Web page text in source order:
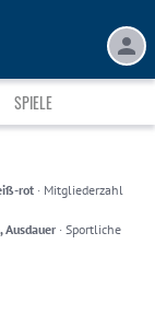
SPIELE
rot · Mitgliederzahl
Ausdauer · Sportliche